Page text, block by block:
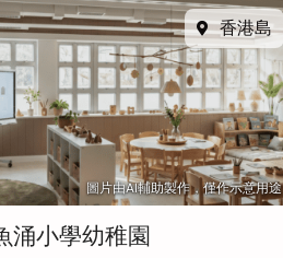
香港島
圖片由AI輔助製作，僅作示意用途
涌小學幼稚園